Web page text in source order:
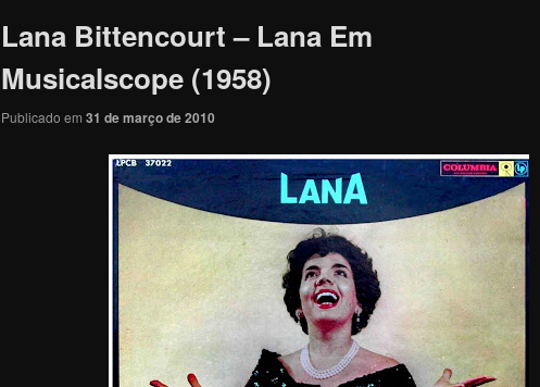
Lana Bittencourt – Lana Em
Musicalscope (1958)
Publicado em 31 de março de 2010